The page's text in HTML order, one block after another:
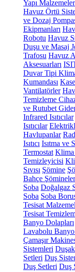
Yapı
Havuz Örtü
ve Dozaj
Ekipmanları
Robotu Havuz
Duşu ve Masaj
Trafosu Havuz
Aksesuarları
Duvar Tipi
Kumandası
Vantilatörler
Temizleme
ve Rutubet
Infrared Isıtıcılar
Isıtıcılar
Havlupanlar
Isıtıcı Isıtma ve
Termostat Klima
Temizleyicisi
Sıvısı Şömine
Bahçe
Soba Doğalgaz
Soba Soba
Tesisat
Tesisat
Banyo Dolapları
Lavabolu Banyo
Çamaşır
Sistemleri
Setleri Duş
Duş Setleri Duş